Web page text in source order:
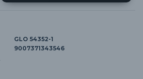
GLO 54352-1
9007371343546